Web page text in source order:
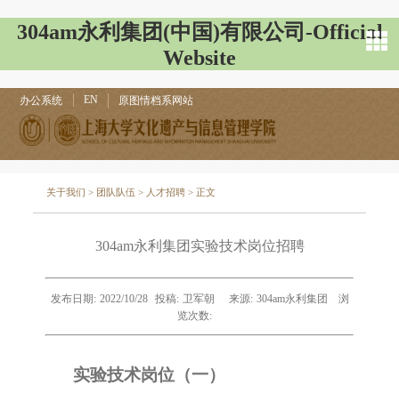
304am永利集团(中国)有限公司-Official
Website
办公系统 EN 原图情档系网站
关于我们 > 团队队伍 > 人才招聘 > 正文
304am永利集团实验技术岗位招聘
发布日期: 2022/10/28 投稿: 卫军朝 来源: 304am永利集团
浏
览次数:
实验技术岗位（一）